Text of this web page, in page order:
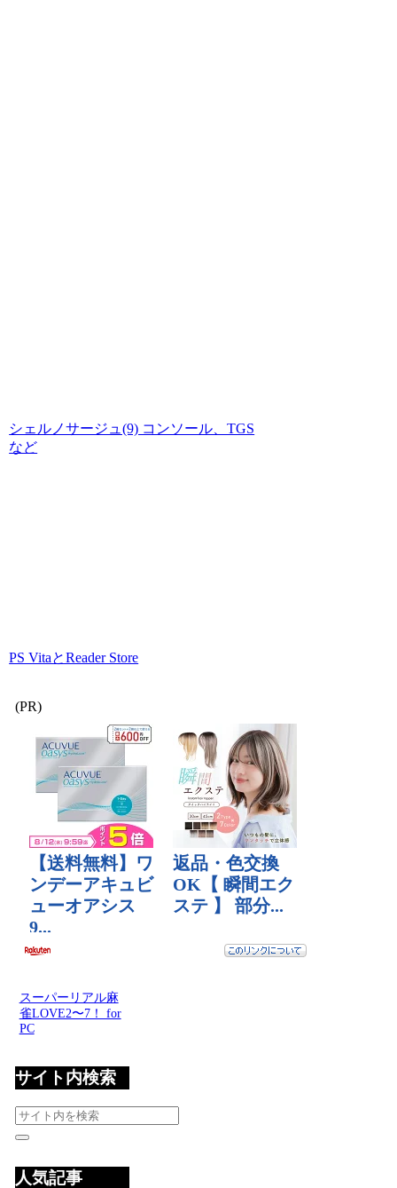
シェルノサージュ(9) コンソール、TGS
など
PS VitaとReader Store
(PR)
スーパーリアル麻
雀LOVE2〜7！ for
PC
サイト内検索
人気記事